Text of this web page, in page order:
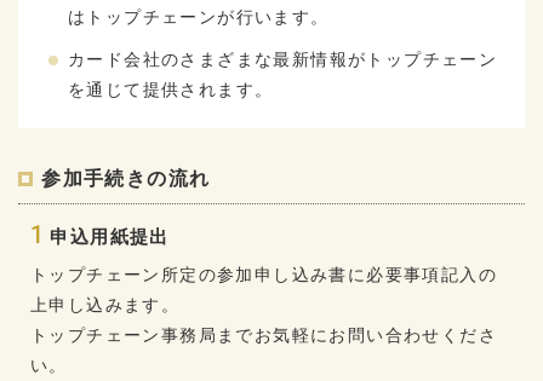
はトップチェーンが行います。
カード会社のさまざまな最新情報がトップチェーン
を通じて提供されます。
参加手続きの流れ
1 申込用紙提出
トップチェーン所定の参加申し込み書に必要事項記入の
上申し込みます。
トップチェーン事務局までお気軽にお問い合わせくださ
い。